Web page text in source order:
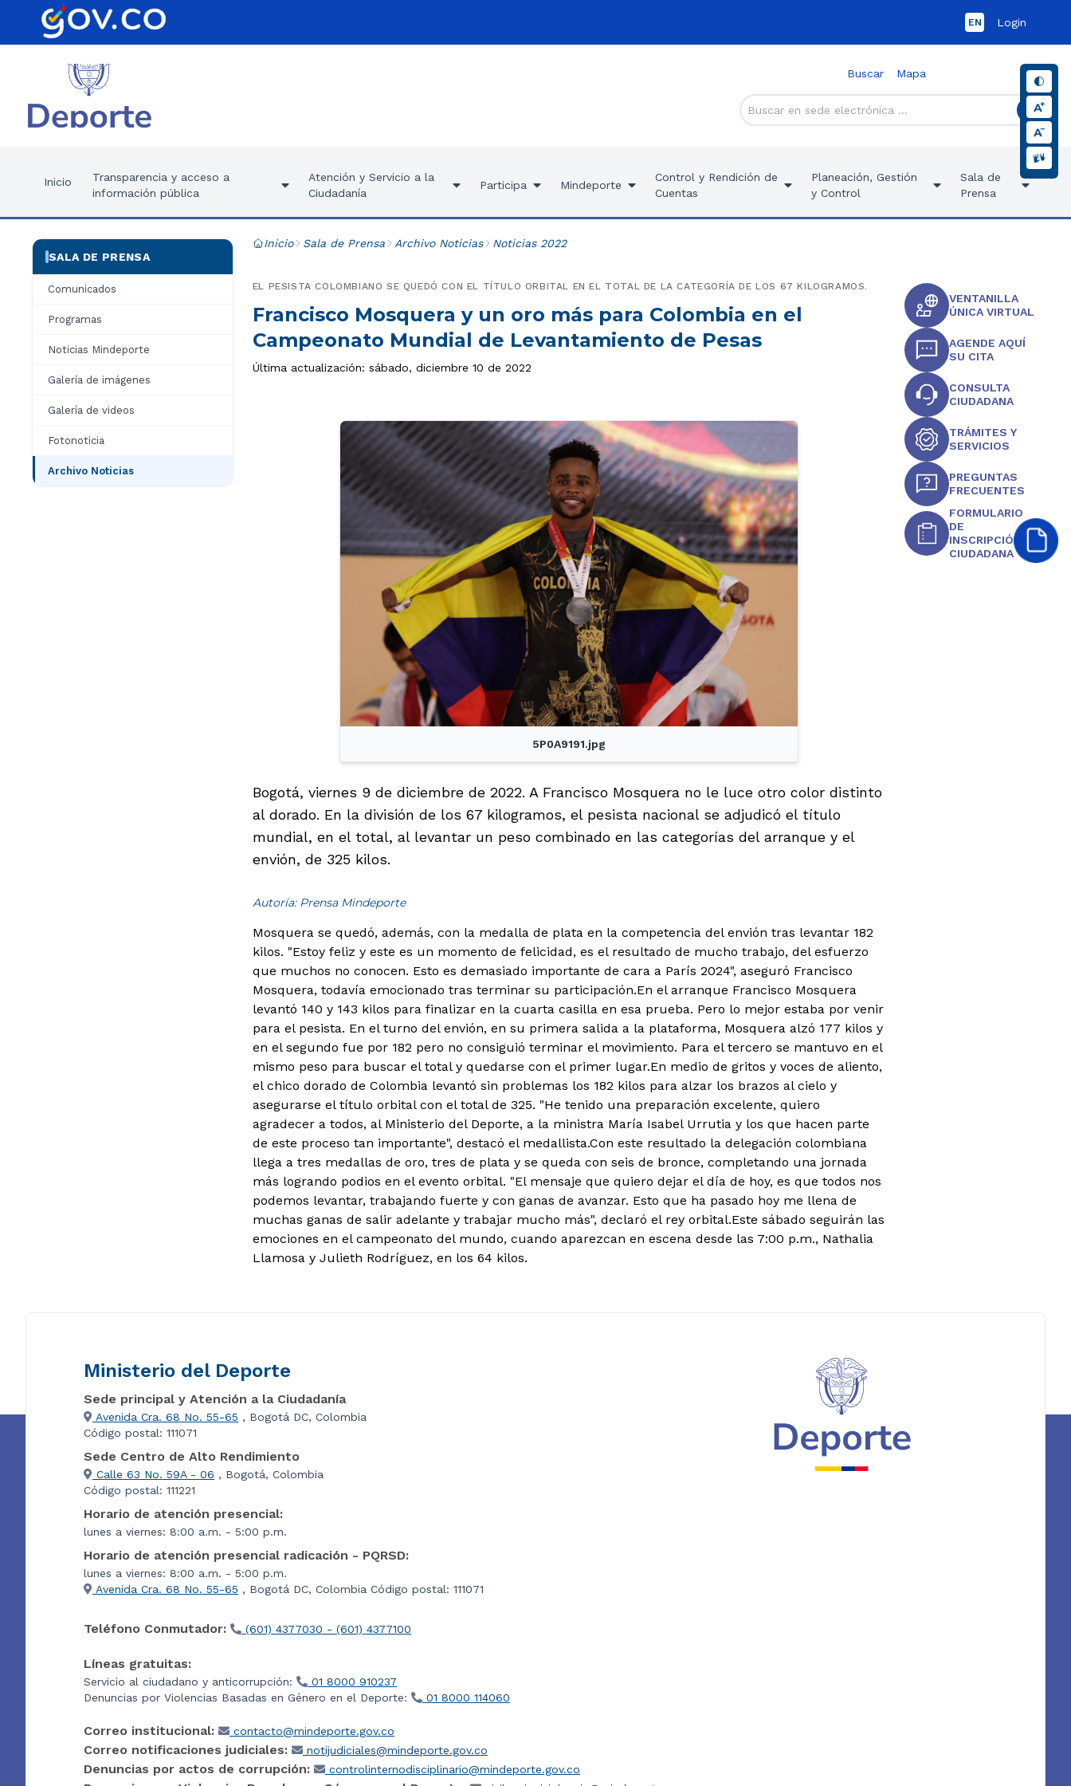
EN Login
Buscar Mapa
Inicio
Transparencia y acceso a
información pública
Atención y Servicio a la
Ciudadanía
Participa Mindeporte
Control y Rendición de
Cuentas
Planeación, Gestión
y Control
Sala de
Prensa
SALA DE PRENSA
Comunicados
Programas
Noticias Mindeporte
Galería de imágenes
Galería de videos
Fotonoticia
Archivo Noticias
Inicio Sala de Prensa Archivo Noticias Noticias 2022
Francisco Mosquera y un oro más para Colombia en el
Campeonato Mundial de Levantamiento de Pesas
EL PESISTA COLOMBIANO SE QUEDÓ CON EL TÍTULO ORBITAL EN EL TOTAL DE LA CATEGORÍA DE LOS 67 KILOGRAMOS.
Última actualización: sábado, diciembre 10 de 2022
5P0A9191.jpg
Bogotá, viernes 9 de diciembre de 2022. A Francisco Mosquera no le luce otro color distinto
al dorado. En la división de los 67 kilogramos, el pesista nacional se adjudicó el título
mundial, en el total, al levantar un peso combinado en las categorías del arranque y el
envión, de 325 kilos.
Autoría: Prensa Mindeporte
Mosquera se quedó, además, con la medalla de plata en la competencia del envión tras levantar 182
kilos. "Estoy feliz y este es un momento de felicidad, es el resultado de mucho trabajo, del esfuerzo
que muchos no conocen. Esto es demasiado importante de cara a París 2024", aseguró Francisco
Mosquera, todavía emocionado tras terminar su participación.En el arranque Francisco Mosquera
levantó 140 y 143 kilos para finalizar en la cuarta casilla en esa prueba. Pero lo mejor estaba por venir
para el pesista. En el turno del envión, en su primera salida a la plataforma, Mosquera alzó 177 kilos y
en el segundo fue por 182 pero no consiguió terminar el movimiento. Para el tercero se mantuvo en el
mismo peso para buscar el total y quedarse con el primer lugar.En medio de gritos y voces de aliento,
el chico dorado de Colombia levantó sin problemas los 182 kilos para alzar los brazos al cielo y
asegurarse el título orbital con el total de 325. "He tenido una preparación excelente, quiero
agradecer a todos, al Ministerio del Deporte, a la ministra María Isabel Urrutia y los que hacen parte
de este proceso tan importante", destacó el medallista.Con este resultado la delegación colombiana
llega a tres medallas de oro, tres de plata y se queda con seis de bronce, completando una jornada
más logrando podios en el evento orbital. "El mensaje que quiero dejar el día de hoy, es que todos nos
podemos levantar, trabajando fuerte y con ganas de avanzar. Esto que ha pasado hoy me llena de
muchas ganas de salir adelante y trabajar mucho más", declaró el rey orbital.Este sábado seguirán las
emociones en el campeonato del mundo, cuando aparezcan en escena desde las 7:00 p.m., Nathalia
Llamosa y Julieth Rodríguez, en los 64 kilos.
VENTANILLA
ÚNICA VIRTUAL
AGENDE AQUÍ
SU CITA
CONSULTA
CIUDADANA
TRÁMITES Y
SERVICIOS
PREGUNTAS
FRECUENTES
FORMULARIO
DE
INSCRIPCIÓN
CIUDADANA
Ministerio del Deporte
Sede principal y Atención a la Ciudadanía
Avenida Cra. 68 No. 55-65 , Bogotá DC, Colombia
Código postal: 111071
Sede Centro de Alto Rendimiento
Calle 63 No. 59A - 06 , Bogotá, Colombia
Código postal: 111221
Horario de atención presencial:
lunes a viernes: 8:00 a.m. - 5:00 p.m.
Horario de atención presencial radicación - PQRSD:
lunes a viernes: 8:00 a.m. - 5:00 p.m.
Avenida Cra. 68 No. 55-65 , Bogotá DC, Colombia Código postal: 111071
Teléfono Conmutador: (601) 4377030 - (601) 4377100
Líneas gratuitas:
Servicio al ciudadano y anticorrupción:
01 8000 910237
Denuncias por Violencias Basadas en Género en el Deporte:
01 8000 114060
Correo institucional: contacto@mindeporte.gov.co
Correo notificaciones judiciales: notijudiciales@mindeporte.gov.co
Denuncias por actos de corrupción: controlinternodisciplinario@mindeporte.gov.co